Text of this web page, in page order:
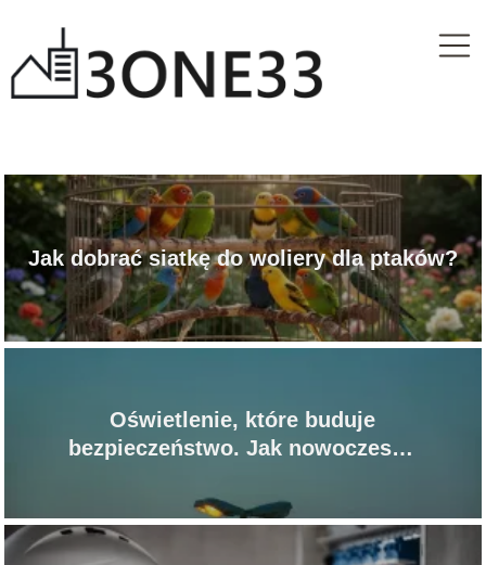
Jak dobrać siatkę do woliery dla ptaków?
Oświetlenie, które buduje
bezpieczeństwo. Jak nowoczesna
przestrzeń miejską?